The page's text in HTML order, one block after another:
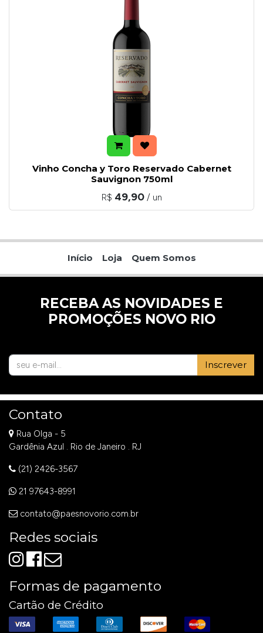
Vinho Concha y Toro Reservado Cabernet
Sauvignon 750ml
R$ 49,90 / un
Início Loja Quem Somos
RECEBA AS NOVIDADES E
PROMOÇÕES NOVO RIO
Inscrever
Contato
Rua Olga - 5
Gardênia Azul . Rio de Janeiro . RJ
(21) 2426-3567
21 97643-8991
contato@paesnovorio.com.br
Redes sociais
Formas de pagamento
Cartão de Crédito